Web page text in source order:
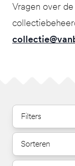
Vragen over
Filters
Sorteren